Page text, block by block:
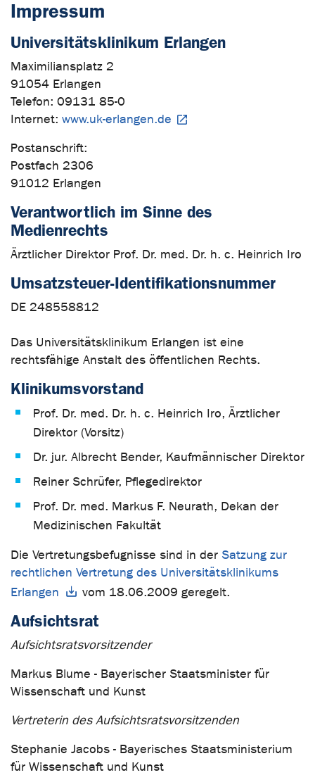
Impressum
Universitätsklinikum Erlangen
Maximiliansplatz 2
91054 Erlangen
Telefon: 09131 85-0
Internet: www.uk-erlangen.de
Postanschrift:
Postfach 2306
91012 Erlangen
Verantwortlich im Sinne des
Medienrechts
Ärztlicher Direktor Prof. Dr. med. Dr. h. c. Heinrich Iro
Umsatzsteuer-Identifikationsnummer
DE 248558812
Das Universitätsklinikum Erlangen ist eine
rechtsfähige Anstalt des öffentlichen Rechts.
Klinikumsvorstand
Prof. Dr. med. Dr. h. c. Heinrich Iro, Ärztlicher
Direktor (Vorsitz)
Dr. jur. Albrecht Bender, Kaufmännischer Direktor
Reiner Schrüfer, Pflegedirektor
Prof. Dr. med. Markus F. Neurath, Dekan der
Medizinischen Fakultät
Die Vertretungsbefugnisse sind in der Satzung zur
rechtlichen Vertretung des Universitätsklinikums
Erlangen
vom 18.06.2009 geregelt.
Aufsichtsrat
Aufsichtsratsvorsitzender
Markus Blume - Bayerischer Staatsminister für
Wissenschaft und Kunst
Vertreterin des Aufsichtsratsvorsitzenden
Stephanie Jacobs - Bayerisches Staatsministerium
für Wissenschaft und Kunst